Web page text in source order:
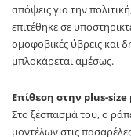
απόψεις για την
επιτέθηκε σε
ομοφοβικές ύβρεις και
μπλοκάρεται αμέσως.
Επίθεση στην plus-
Στο ξέσπασμά του, ο
μοντέλων στις